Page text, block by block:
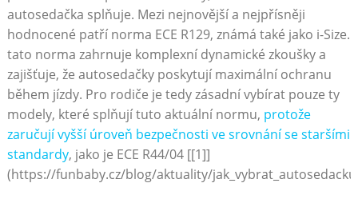
autosedačka splňuje. Mezi nejnovější a nejpřísněji
hodnocené patří norma ECE R129, známá také jako i-Size.
tato norma zahrnuje komplexní dynamické zkoušky a
zajišťuje, že autosedačky poskytují maximální ochranu
během jízdy. Pro rodiče je tedy zásadní vybírat pouze ty
modely, které splňují tuto aktuální normu, protože
zaručují vyšší úroveň bezpečnosti ve srovnání se staršími
standardy, jako je ECE R44/04 [[1]]
(https://funbaby.cz/blog/aktuality/